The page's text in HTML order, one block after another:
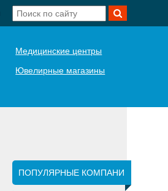
Медицинские центры
Ювелирные магазины
ПОПУЛЯРНЫЕ КОМПАНИ